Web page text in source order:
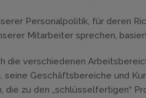
Personalpolitik, für deren
Mitarbeiter sprechen,
die verschiedenen
seine Geschäftsbereiche und
die zu den „schlüsselfertigen“